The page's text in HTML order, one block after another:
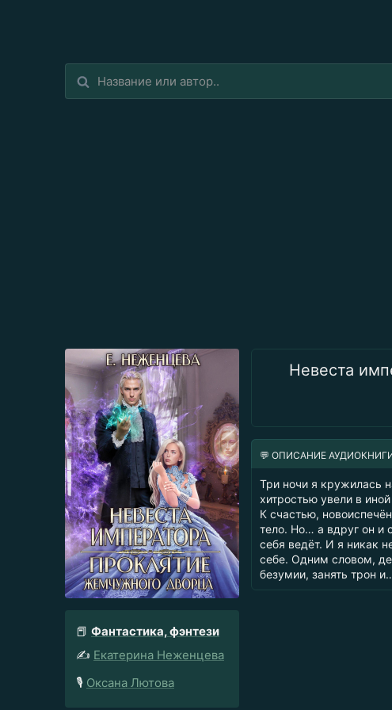
Невеста
📕 Фантастика, фэнтези
✍️ Екатерина Неженцева
🎙️ Оксана Лютова
💬 ОПИСАНИЕ
Три ночи я кружилась
хитростью увели в
К счастью,
тело. Но… а вдруг он и
себя ведёт. И я никак
себе. Одним словом,
безумии, занять трон